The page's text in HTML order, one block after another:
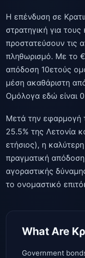
Η επένδυση σε
στρατηγική για
προστατεύσουν τις
πληθωρισμό. Με το
απόδοση 10ετούς
μέση ακαθάριστη
Ομόλογα εδώ είναι
Μετά την εφαρμογή
25.5% της Λετονία
ετήσιος), η
πραγματική
αγοραστικής
το ονομαστικό
What Are
Government